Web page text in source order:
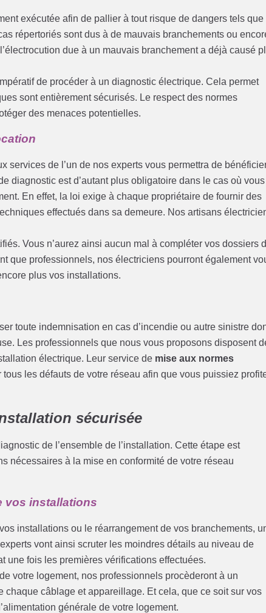
exécutée afin de pallier à tout risque de dangers tels que
répertoriés sont dus à de mauvais branchements ou
due à un mauvais branchement a déjà causé
de procéder à un diagnostic électrique. Cela permet
sont entièrement sécurisés. Le respect des normes
des menaces potentielles.
services de l’un de nos experts vous permettra de
diagnostic est d’autant plus obligatoire dans le cas où vous
En effet, la loi exige à chaque propriétaire de fournir des
effectués dans sa demeure. Nos artisans
Vous n’aurez ainsi aucun mal à compléter vos dossiers
que professionnels, nos électriciens pourront également
plus vos installations.
toute indemnisation en cas d’incendie ou autre sinistre
Les professionnels que nous vous proposons disposent
électrique. Leur service de mise aux normes
les défauts de votre réseau afin que vous puissiez
sécurisée
de l’ensemble de l’installation. Cette étape est
nécessaires à la mise en conformité de votre réseau
vos installations
installations ou le réarrangement de vos branchements,
vont ainsi scruter les moindres détails au niveau de
une fois les premières vérifications effectuées.
votre logement, nos professionnels procèderont à un
câblage et appareillage. Et cela, que ce soit sur vos
générale de votre logement.